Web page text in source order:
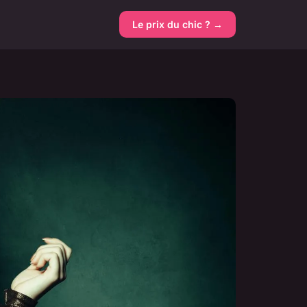
Le prix du chic ? →